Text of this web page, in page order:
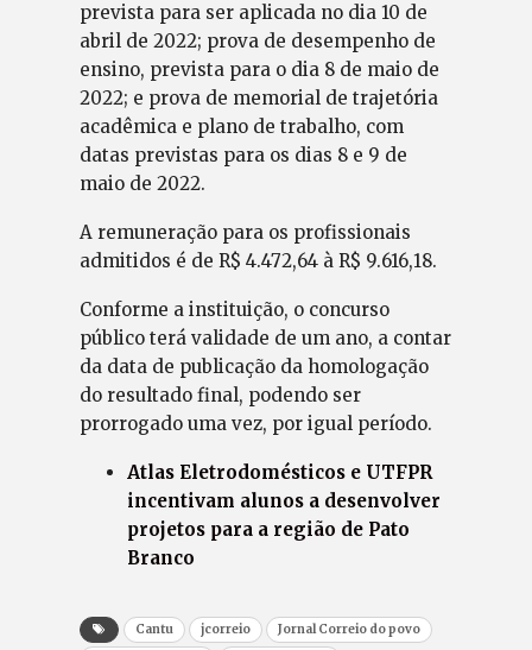
prevista para ser aplicada no dia 10 de
abril de 2022; prova de desempenho de
ensino, prevista para o dia 8 de maio de
2022; e prova de memorial de trajetória
acadêmica e plano de trabalho, com
datas previstas para os dias 8 e 9 de
maio de 2022.
A remuneração para os profissionais
admitidos é de R$ 4.472,64 à R$ 9.616,18.
Conforme a instituição, o concurso
público terá validade de um ano, a contar
da data de publicação da homologação
do resultado final, podendo ser
prorrogado uma vez, por igual período.
Atlas Eletrodomésticos e UTFPR
incentivam alunos a desenvolver
projetos para a região de Pato
Branco
Cantu jcorreio
Jornal Correio do povo